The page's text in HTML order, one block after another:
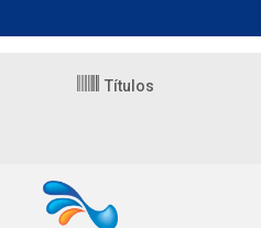
Títulos